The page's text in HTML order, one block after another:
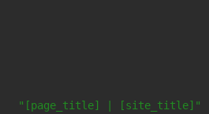
"[page_title] | [site_title]"